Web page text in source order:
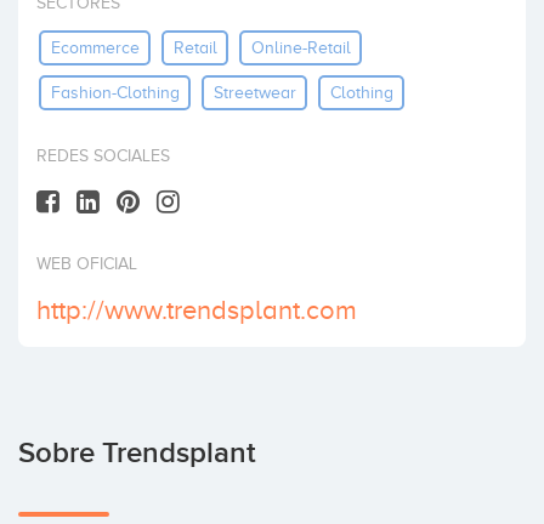
Ecommerce Retail Online-Retail
Fashion-Clothing Streetwear Clothing
REDES SOCIALES
WEB OFICIAL
http://www.trendsplant.com
Sobre Trendsplant